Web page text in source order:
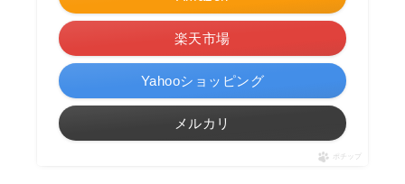
楽天市場
Yahooショッピング
メルカリ
ポチップ